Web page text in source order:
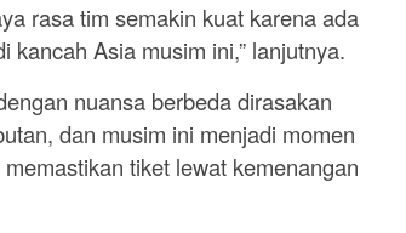
rasa tim semakin kuat karena ada
Asia musim ini,” lanjutnya.
nuansa berbeda dirasakan
dan musim ini menjadi momen
tiket lewat kemenangan